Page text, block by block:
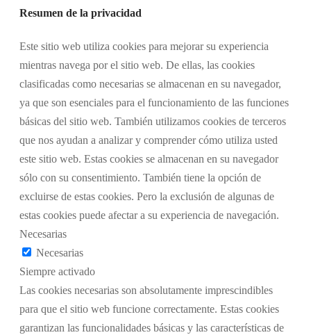
Resumen de la privacidad
Este sitio web utiliza cookies para mejorar su experiencia
mientras navega por el sitio web. De ellas, las cookies
clasificadas como necesarias se almacenan en su navegador,
ya que son esenciales para el funcionamiento de las funciones
básicas del sitio web. También utilizamos cookies de terceros
que nos ayudan a analizar y comprender cómo utiliza usted
este sitio web. Estas cookies se almacenan en su navegador
sólo con su consentimiento. También tiene la opción de
excluirse de estas cookies. Pero la exclusión de algunas de
estas cookies puede afectar a su experiencia de navegación.
Necesarias
Necesarias
Siempre activado
Las cookies necesarias son absolutamente imprescindibles
para que el sitio web funcione correctamente. Estas cookies
garantizan las funcionalidades básicas y las características de